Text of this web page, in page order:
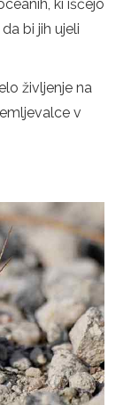
ki iščejo
bi jih ujeli
življenje na
v